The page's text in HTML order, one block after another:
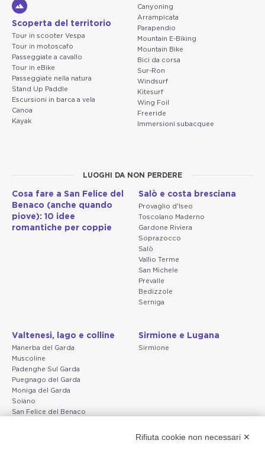
Scoperta del territorio
Tour in scooter Vespa
Tour in motoscafo
Passeggiate a cavallo
Tour in eBike
Passeggiate nella natura
Stand Up Paddle
Escursioni in barca a vela
Canoa
Kayak
Canyoning
Arrampicata
Parapendio
Mountain E-Biking
Mountain Bike
Bici da corsa
Sur-Ron
Windsurf
Kitesurf
Wing Foil
Freeride
Immersioni subacquee
LUOGHI DA NON PERDERE
Cosa fare a San Felice del
Benaco (anche quando
piove): 10 idee
romantiche per coppie
Salò e costa bresciana
Provaglio d'Iseo
Toscolano Maderno
Gardone Riviera
Soprazocco
Salò
Vallio Terme
San Michele
Prevalle
Bedizzole
Serniga
Valtenesi, lago e colline
Manerba del Garda
Muscoline
Padenghe Sul Garda
Puegnago del Garda
Moniga del Garda
Soiano
San Felice del Benaco
Sirmione e Lugana
Sirmione
Rifiuta cookie non necessari ✕